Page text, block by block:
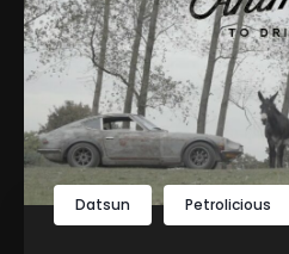
Datsun Petrolicious